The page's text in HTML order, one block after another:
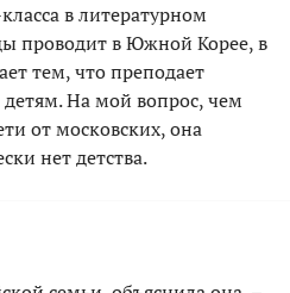
в литературном
проводит в Южной Корее, в
тем, что преподает
На мой вопрос, чем
от московских, она
нет детства.